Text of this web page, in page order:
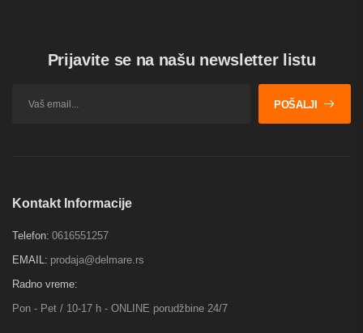
Prijavite se na našu newsletter listu
POŠALJI
Kontakt Informacije
Telefon: 0616551257
EMAIL: prodaja@delmare.rs
Radno vreme:
Pon - Pet / 10-17 h - ONLINE porudžbine 24/7